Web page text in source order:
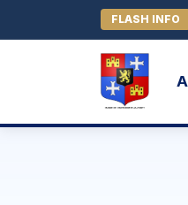
FLASH INFO